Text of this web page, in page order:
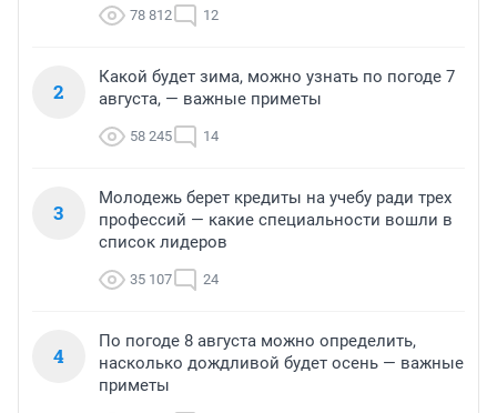
78 812 12
2
Какой будет зима, можно узнать по погоде 7
августа, — важные приметы
58 245 14
3
Молодежь берет кредиты на учебу ради трех
профессий — какие специальности вошли в
список лидеров
35 107 24
4
По погоде 8 августа можно определить,
насколько дождливой будет осень — важные
приметы